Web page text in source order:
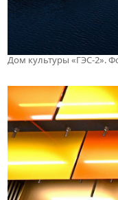
Дом культуры «ГЭС-2».